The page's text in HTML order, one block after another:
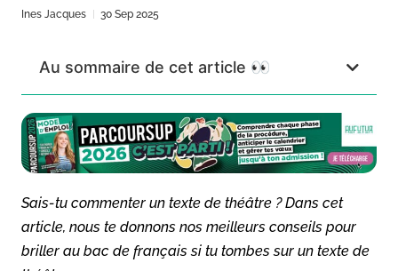
Ines Jacques 30 Sep 2025
Au sommaire de cet article 👀
Sais-tu commenter un texte de théâtre ? Dans cet
article, nous te donnons nos meilleurs conseils pour
briller au bac de français si tu tombes sur un texte de